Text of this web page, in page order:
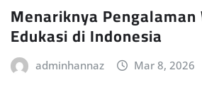
Menariknya
Edukasi di Indonesia
adminhannaz Mar 8, 2026